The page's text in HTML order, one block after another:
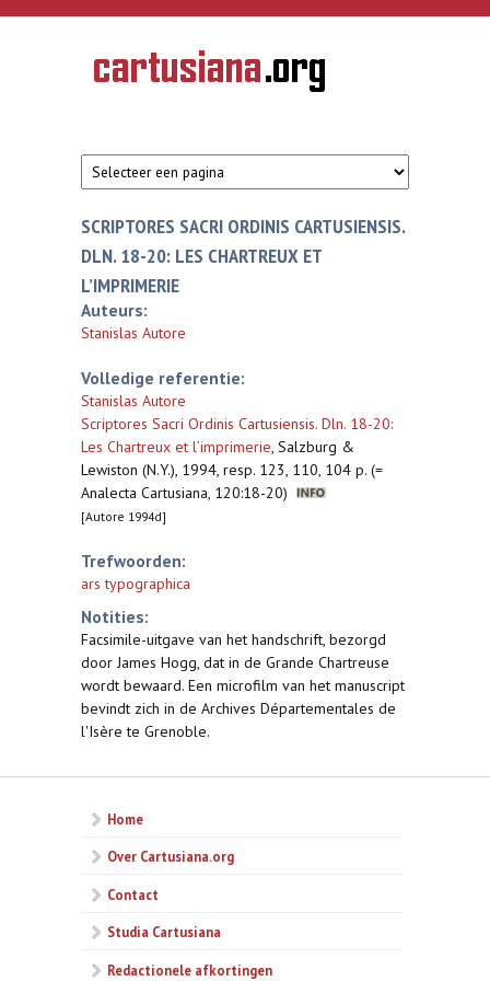
Overslaan en naar de inhoud gaan
CARTUSIANA
Geschiedenis
van de
SCRIPTORES SACRI ORDINIS CARTUSIENSIS.
DLN. 18-20: LES CHARTREUX ET
L’IMPRIMERIE
Auteurs:
Stanislas Autore
Volledige referentie:
Stanislas Autore
Scriptores Sacri Ordinis Cartusiensis. Dln. 18-20:
Les Chartreux et l’imprimerie, Salzburg &
Lewiston (N.Y.), 1994, resp. 123, 110, 104 p. (=
Analecta Cartusiana, 120:18-20)
[Autore 1994d]
Trefwoorden:
ars typographica
Notities:
Facsimile-uitgave van het handschrift, bezorgd
door James Hogg, dat in de Grande Chartreuse
wordt bewaard. Een microfilm van het manuscript
bevindt zich in de Archives Départementales de
l'Isère te Grenoble.
Home
Over Cartusiana.org
Contact
Studia Cartusiana
Redactionele afkortingen